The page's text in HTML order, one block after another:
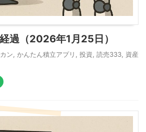
過（2026年1月25日）
ン かんたん積立アプリ 投資 読売333 資産